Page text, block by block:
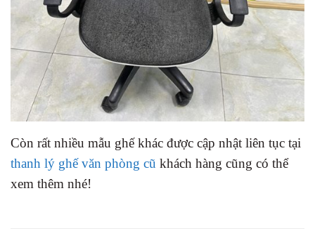
Còn rất nhiều mẫu ghế khác được cập nhật liên tục tại
thanh lý ghế văn phòng cũ khách hàng cũng có thể
xem thêm nhé!